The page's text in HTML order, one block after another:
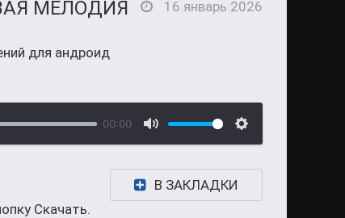
МЕЛОДИЯ
для андроид
16 январь 2026
00:00
В ЗАКЛАДКИ
Скачать.